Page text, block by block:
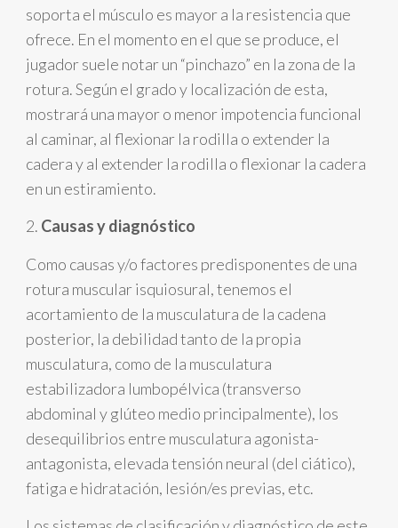
soporta el músculo es mayor a la resistencia que
ofrece. En el momento en el que se produce, el
jugador suele notar un “pinchazo” en la zona de la
rotura. Según el grado y localización de esta,
mostrará una mayor o menor impotencia funcional
al caminar, al flexionar la rodilla o extender la
cadera y al extender la rodilla o flexionar la cadera
en un estiramiento.
2. Causas y diagnóstico
Como causas y/o factores predisponentes de una
rotura muscular isquiosural, tenemos el
acortamiento de la musculatura de la cadena
posterior, la debilidad tanto de la propia
musculatura, como de la musculatura
estabilizadora lumbopélvica (transverso
abdominal y glúteo medio principalmente), los
desequilibrios entre musculatura agonista-
antagonista, elevada tensión neural (del ciático),
fatiga e hidratación, lesión/es previas, etc.